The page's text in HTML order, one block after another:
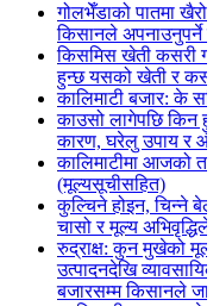
गोलभेँडाको पातमा
किसानले अपनाउनुपर्ने
किसमिस खेती कसरी
हुन्छ यसको खेती र
कालिमाटी बजार: के
काउसो लागेपछि किन
कारण, घरेलु उपाय र
कालिमाटीमा आजको
(मूल्यसूचीसहित)
कुल्चिने होइन, चिन्ने
चासो र मूल्य
रुद्राक्ष: कुन मुखेको
उत्पादनदेखि
बजारसम्म किसानले